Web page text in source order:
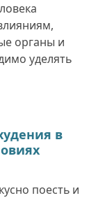
органы и
уделять
в
поесть и